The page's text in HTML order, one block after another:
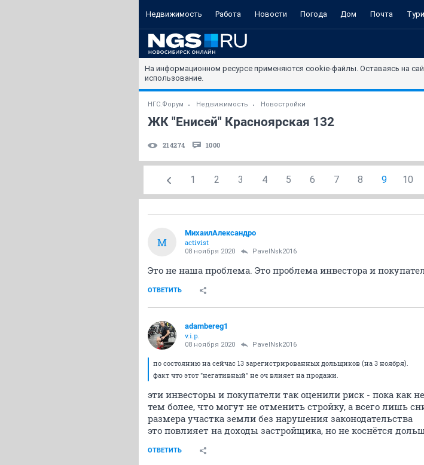
Недвижимость Работа Новости Погода Дом Почта
На информационном ресурсе применяются cookie-файлы. Оставаясь на
использование.
НГС.Форум Недвижимость Новостройки
ЖК "Енисей" Красноярская 132
214274 1000
1 2 3 4 5 6 7 8 9 10
М
МихаилАлександро
activist
08 ноября 2020 PavelNsk2016
Это не наша проблема. Это проблема инвестора и
ОТВЕТИТЬ
adambereg1
v.i.p.
08 ноября 2020 PavelNsk2016
по состоянию на сейчас 13 зарегистрированных дольщиков (на 3 ноября).
факт что этот "негативный" не оч влияет на продажи.
эти инвесторы и покупатели так оценили риск - пока как
тем более, что могут не отменить стройку, а всего лишь
размера участка земли без нарушения законодательства
это повлияет на доходы застройщика, но не коснётся
ОТВЕТИТЬ